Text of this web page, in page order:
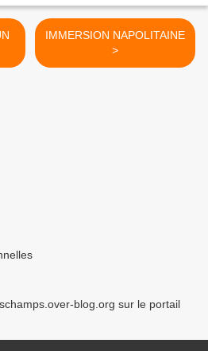
IMMERSION NAPOLITAINE
>
blog.org sur le portail